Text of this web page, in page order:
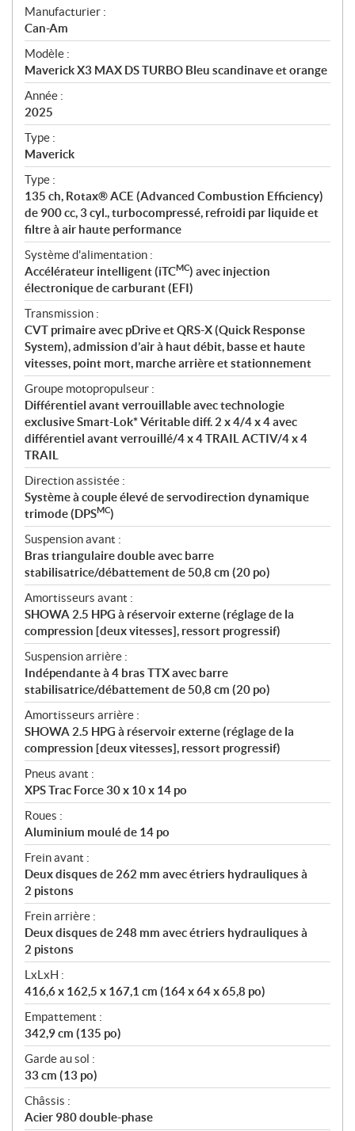
S
p
é
c
i
f
i
c
a
t
i
o
n
s
Manufacturier :
Can-Am
Modèle :
Maverick X3 MAX DS TURBO Bleu scandinave et orange
Année :
2025
Type :
Maverick
Type :
135 ch, Rotax® ACE (Advanced Combustion Efficiency)
de 900 cc, 3 cyl., turbocompressé, refroidi par liquide et
filtre à air haute performance
Système d'alimentation :
Accélérateur intelligent (iTCMC) avec injection
électronique de carburant (EFI)
Transmission :
CVT primaire avec pDrive et QRS-X (Quick Response
System), admission d’air à haut débit, basse et haute
vitesses, point mort, marche arrière et stationnement
Groupe motopropulseur :
Différentiel avant verrouillable avec technologie
exclusive Smart-Lok* Véritable diff. 2 x 4/4 x 4 avec
différentiel avant verrouillé/4 x 4 TRAIL ACTIV/4 x 4
TRAIL
Direction assistée :
Système à couple élevé de servodirection dynamique
trimode (DPSMC)
Suspension avant :
Bras triangulaire double avec barre
stabilisatrice/débattement de 50,8 cm (20 po)
Amortisseurs avant :
SHOWA 2.5 HPG à réservoir externe (réglage de la
compression [deux vitesses], ressort progressif)
Suspension arrière :
Indépendante à 4 bras TTX avec barre
stabilisatrice/débattement de 50,8 cm (20 po)
Amortisseurs arrière :
SHOWA 2.5 HPG à réservoir externe (réglage de la
compression [deux vitesses], ressort progressif)
Pneus avant :
XPS Trac Force 30 x 10 x 14 po
Roues :
Aluminium moulé de 14 po
Frein avant :
Deux disques de 262 mm avec étriers hydrauliques à
2 pistons
Frein arrière :
Deux disques de 248 mm avec étriers hydrauliques à
2 pistons
LxLxH :
416,6 x 162,5 x 167,1 cm (164 x 64 x 65,8 po)
Empattement :
342,9 cm (135 po)
Garde au sol :
33 cm (13 po)
Châssis :
Acier 980 double-phase